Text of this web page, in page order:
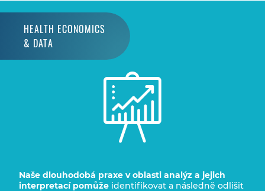
HEALTH ECONOMICS
& DATA
Naše dlouhodobá praxe v oblasti analýz a jejich
interpretací pomůže identifikovat a následně odlišit